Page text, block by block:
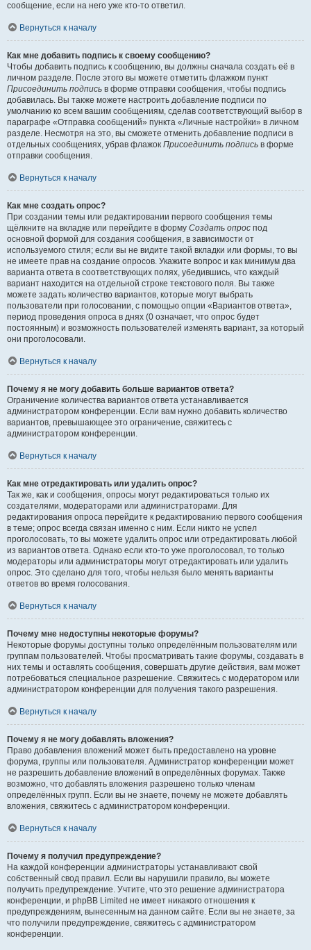
сообщение, если на него уже кто-то ответил.
Вернуться к началу
Как мне добавить подпись к своему сообщению?
Чтобы добавить подпись к сообщению, вы должны сначала создать её в
личном разделе. После этого вы можете отметить флажком пункт
Присоединить подпись в форме отправки сообщения, чтобы подпись
добавилась. Вы также можете настроить добавление подписи по
умолчанию ко всем вашим сообщениям, сделав соответствующий выбор в
параграфе «Отправка сообщений» пункта «Личные настройки» в личном
разделе. Несмотря на это, вы сможете отменить добавление подписи в
отдельных сообщениях, убрав флажок Присоединить подпись в форме
отправки сообщения.
Вернуться к началу
Как мне создать опрос?
При создании темы или редактировании первого сообщения темы
щёлкните на вкладке или перейдите в форму Создать опрос под
основной формой для создания сообщения, в зависимости от
используемого стиля; если вы не видите такой вкладки или формы, то вы
не имеете прав на создание опросов. Укажите вопрос и как минимум два
варианта ответа в соответствующих полях, убедившись, что каждый
вариант находится на отдельной строке текстового поля. Вы также
можете задать количество вариантов, которые могут выбрать
пользователи при голосовании, с помощью опции «Вариантов ответа»,
период проведения опроса в днях (0 означает, что опрос будет
постоянным) и возможность пользователей изменять вариант, за который
они проголосовали.
Вернуться к началу
Почему я не могу добавить больше вариантов ответа?
Ограничение количества вариантов ответа устанавливается
администратором конференции. Если вам нужно добавить количество
вариантов, превышающее это ограничение, свяжитесь с
администратором конференции.
Вернуться к началу
Как мне отредактировать или удалить опрос?
Так же, как и сообщения, опросы могут редактироваться только их
создателями, модераторами или администраторами. Для
редактирования опроса перейдите к редактированию первого сообщения
в теме; опрос всегда связан именно с ним. Если никто не успел
проголосовать, то вы можете удалить опрос или отредактировать любой
из вариантов ответа. Однако если кто-то уже проголосовал, то только
модераторы или администраторы могут отредактировать или удалить
опрос. Это сделано для того, чтобы нельзя было менять варианты
ответов во время голосования.
Вернуться к началу
Почему мне недоступны некоторые форумы?
Некоторые форумы доступны только определённым пользователям или
группам пользователей. Чтобы просматривать такие форумы, создавать в
них темы и оставлять сообщения, совершать другие действия, вам может
потребоваться специальное разрешение. Свяжитесь с модератором или
администратором конференции для получения такого разрешения.
Вернуться к началу
Почему я не могу добавлять вложения?
Право добавления вложений может быть предоставлено на уровне
форума, группы или пользователя. Администратор конференции может
не разрешить добавление вложений в определённых форумах. Также
возможно, что добавлять вложения разрешено только членам
определённых групп. Если вы не знаете, почему не можете добавлять
вложения, свяжитесь с администратором конференции.
Вернуться к началу
Почему я получил предупреждение?
На каждой конференции администраторы устанавливают свой
собственный свод правил. Если вы нарушили правило, вы можете
получить предупреждение. Учтите, что это решение администратора
конференции, и phpBB Limited не имеет никакого отношения к
предупреждениям, вынесенным на данном сайте. Если вы не знаете, за
что получили предупреждение, свяжитесь с администратором
конференции.